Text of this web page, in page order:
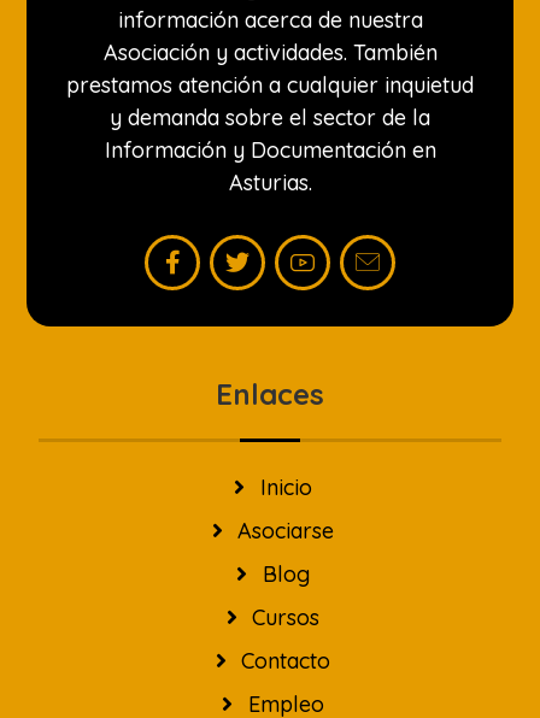
información acerca de nuestra
Asociación y actividades. También
prestamos atención a cualquier inquietud
y demanda sobre el sector de la
Información y Documentación en
Asturias.
Enlaces
Inicio
Asociarse
Blog
Cursos
Contacto
Empleo